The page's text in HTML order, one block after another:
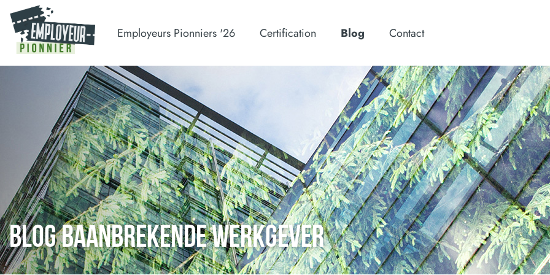
Employeurs Pionniers '26 Certification Blog Contact
BLOG BAANBREKENDE WERKGEVER